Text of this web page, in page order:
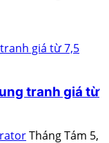
tranh giá từ
Tháng Tám 5,